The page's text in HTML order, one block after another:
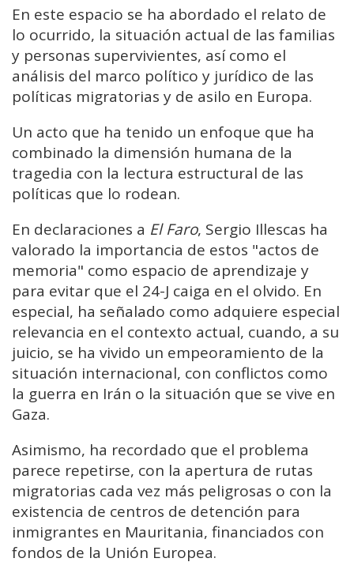
En este espacio se ha abordado el relato de
lo ocurrido, la situación actual de las familias
y personas supervivientes, así como el
análisis del marco político y jurídico de las
políticas migratorias y de asilo en Europa.
Un acto que ha tenido un enfoque que ha
combinado la dimensión humana de la
tragedia con la lectura estructural de las
políticas que lo rodean.
En declaraciones a El Faro, Sergio Illescas ha
valorado la importancia de estos "actos de
memoria" como espacio de aprendizaje y
para evitar que el 24-J caiga en el olvido. En
especial, ha señalado como adquiere especial
relevancia en el contexto actual, cuando, a su
juicio, se ha vivido un empeoramiento de la
situación internacional, con conflictos como
la guerra en Irán o la situación que se vive en
Gaza.
Asimismo, ha recordado que el problema
parece repetirse, con la apertura de rutas
migratorias cada vez más peligrosas o con la
existencia de centros de detención para
inmigrantes en Mauritania, financiados con
fondos de la Unión Europea.